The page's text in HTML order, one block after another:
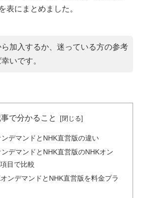
表にまとめました。
ら加入するか、迷っている方の参考
いです。
で分かること
デマンドとNHK直営版の違い
デマンドとNHK直営版のNHKオン
目で比較
ンデマンドとNHK直営版を料金プラ